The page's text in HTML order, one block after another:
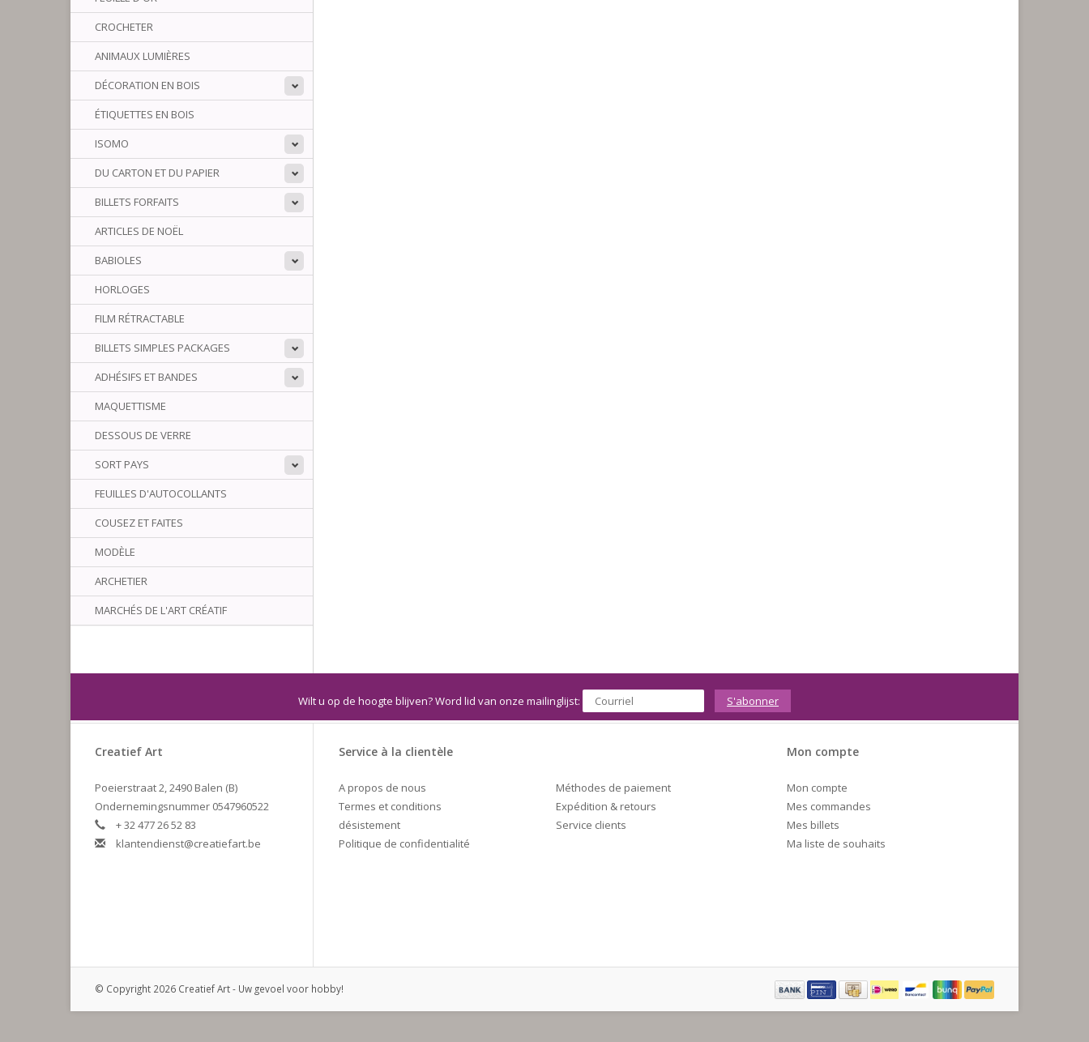
CROCHETER
ANIMAUX LUMIÈRES
DÉCORATION EN BOIS
ÉTIQUETTES EN BOIS
ISOMO
DU CARTON ET DU PAPIER
BILLETS FORFAITS
ARTICLES DE NOËL
BABIOLES
HORLOGES
FILM RÉTRACTABLE
BILLETS SIMPLES PACKAGES
ADHÉSIFS ET BANDES
MAQUETTISME
DESSOUS DE VERRE
SORT PAYS
FEUILLES D'AUTOCOLLANTS
COUSEZ ET FAITES
MODÈLE
ARCHETIER
MARCHÉS DE L'ART CRÉATIF
Wilt u op de hoogte blijven? Word lid van onze mailinglijst: S'abonner
Creatief Art
Poeierstraat 2, 2490 Balen (B)
Ondernemingsnummer 0547960522
+ 32 477 26 52 83
klantendienst@creatiefart.be
Service à la clientèle
A propos de nous
Termes et conditions
désistement
Politique de confidentialité
Méthodes de paiement
Expédition & retours
Service clients
Mon compte
Mon compte
Mes commandes
Mes billets
Ma liste de souhaits
© Copyright 2026 Creatief Art - Uw gevoel voor hobby!